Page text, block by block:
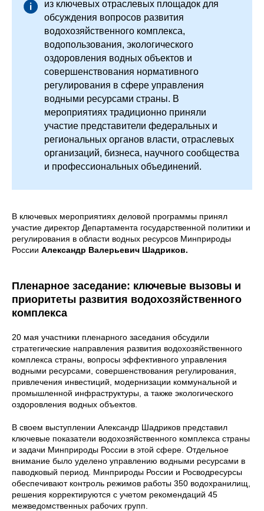
из ключевых отраслевых площадок для
обсуждения вопросов развития
водохозяйственного комплекса,
водопользования, экологического
оздоровления водных объектов и
совершенствования нормативного
регулирования в сфере управления
водными ресурсами страны. В
мероприятиях традиционно приняли
участие представители федеральных и
региональных органов власти, отраслевых
организаций, бизнеса, научного сообщества
и профессиональных объединений.
В ключевых мероприятиях деловой программы принял
участие директор Департамента государственной политики и
регулирования в области водных ресурсов Минприроды
России Александр Валерьевич Шадриков.
Пленарное заседание: ключевые вызовы и
приоритеты развития водохозяйственного
комплекса
20 мая участники пленарного заседания обсудили
стратегические направления развития водохозяйственного
комплекса страны, вопросы эффективного управления
водными ресурсами, совершенствования регулирования,
привлечения инвестиций, модернизации коммунальной и
промышленной инфраструктуры, а также экологического
оздоровления водных объектов.
В своем выступлении Александр Шадриков представил
ключевые показатели водохозяйственного комплекса страны
и задачи Минприроды России в этой сфере. Отдельное
внимание было уделено управлению водными ресурсами в
паводковый период. Минприроды России и Росводресурсы
обеспечивают контроль режимов работы 350 водохранилищ,
решения корректируются с учетом рекомендаций 45
межведомственных рабочих групп.